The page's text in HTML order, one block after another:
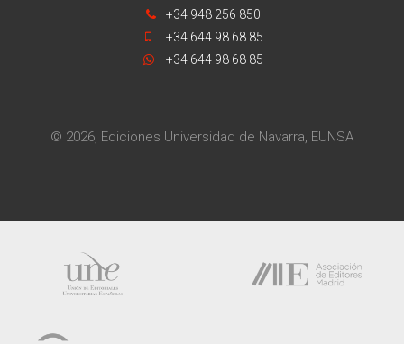
+34 948 256 850
+34 644 98 68 85
+34 644 98 68 85
© 2026, Ediciones Universidad de Navarra, EUNSA